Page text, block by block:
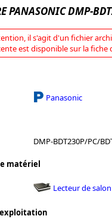
PANASONIC DMP-
il s'agit d'un fichier
est disponible sur la fiche
Panasonic
DMP-BDT230P/PC/
matériel
Lecteur de salon